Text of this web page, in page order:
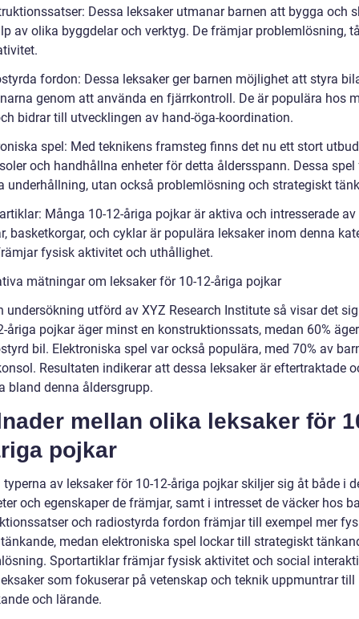
Dessa leksaker utmanar barnen att bygga och
av olika byggdelar och verktyg. De främjar problemlösning,
fordon: Dessa leksaker ger barnen möjlighet att styra
genom att använda en fjärrkontroll. De är populära hos
bidrar till utvecklingen av hand-öga-koordination.
spel: Med teknikens framsteg finns det nu ett stort
och handhållna enheter för detta åldersspann. Dessa
underhållning, utan också problemlösning och strategiskt
Många 10-12-åriga pojkar är aktiva och intresserade av
basketkorgar, och cyklar är populära leksaker inom denna
fysisk aktivitet och uthållighet.
mätningar om leksaker för 10-12-åriga pojkar
undersökning utförd av XYZ Research Institute så visar det
åriga pojkar äger minst en konstruktionssats, medan 60%
bil. Elektroniska spel var också populära, med 70% av
Resultaten indikerar att dessa leksaker är eftertraktade
bland denna åldersgrupp.
mellan olika leksaker för
pojkar
typerna av leksaker för 10-12-åriga pojkar skiljer sig åt både i
och egenskaper de främjar, samt i intresset de väcker hos
och radiostyrda fordon främjar till exempel mer
medan elektroniska spel lockar till strategiskt
Sportartiklar främjar fysisk aktivitet och social
som fokuserar på vetenskap och teknik uppmuntrar till
och lärande.